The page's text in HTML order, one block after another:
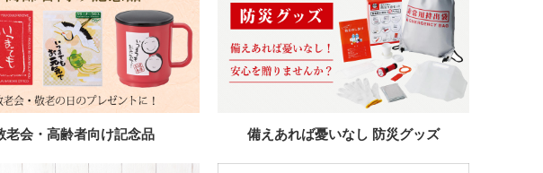
老会・高齢者向け記念品 備えあれば憂いなし 防災グッズ